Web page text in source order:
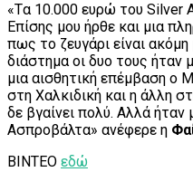
«Tα 10.000 ευρώ του Silver
Επίσης μου ήρθε και μια
πως το ζευγάρι είναι
διάστημα οι δυο τους ήταν
μια αισθητική επέμβαση ο
στη Χαλκιδική και η άλλη
δε βγαίνει πολύ. Αλλά
Ασπροβάλτα» ανέφερε η
ΒΙΝΤΕΟ εδώ